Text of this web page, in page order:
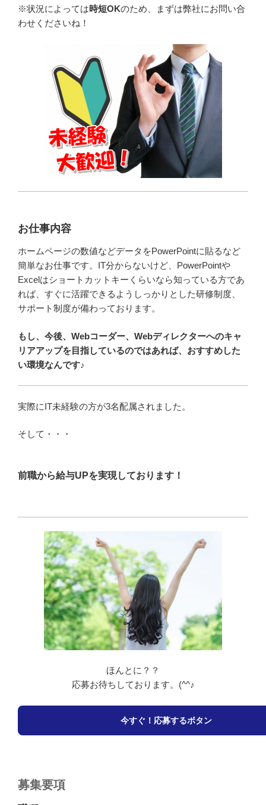
※状況によっては時短OKのため、まずは弊社にお問い合
わせくださいね！
お仕事内容
ホームページの数値などデータをPowerPointに貼るなど
簡単なお仕事です。IT分からないけど、PowerPointや
Excelはショートカットキーくらいなら知っている方であ
れば、すぐに活躍できるようしっかりとした研修制度、
サポート制度が備わっております。
もし、今後、Webコーダー、Webディレクターへのキャ
リアアップを目指しているのではあれば、おすすめした
い環境なんです♪
実際にIT未経験の方が3名配属されました。
そして・・・
前職から給与UPを実現しております！
ほんとに？？
応募お待ちしております。(^^♪
今すぐ！応募するボタン
募集要項